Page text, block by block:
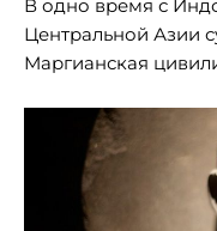
В одно время с
Центральной Азии
Маргианская